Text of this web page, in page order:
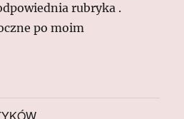
rubryka .
po moim